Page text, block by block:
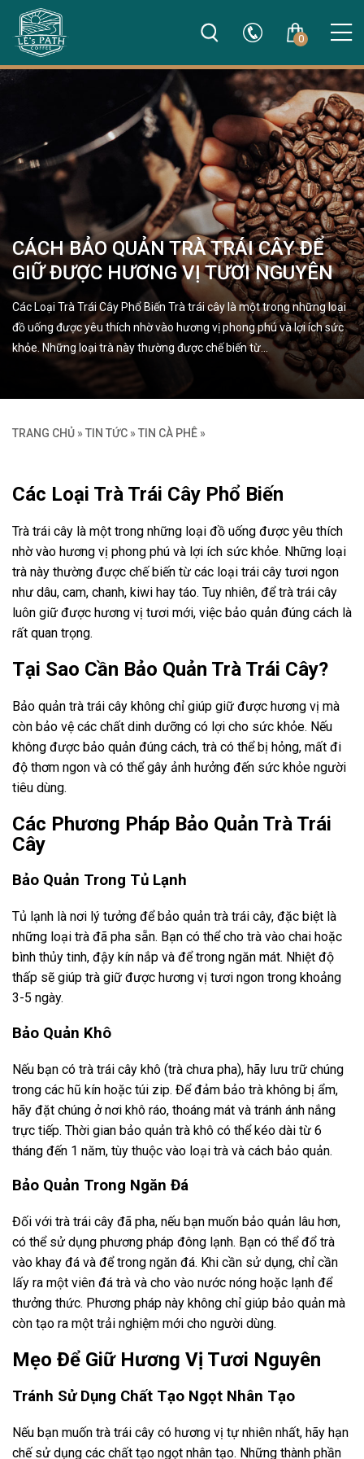
0
CÁCH BẢO QUẢN TRÀ TRÁI CÂY ĐỂ
GIỮ ĐƯỢC HƯƠNG VỊ TƯƠI NGUYÊN
Các Loại Trà Trái Cây Phổ Biến Trà trái cây là một trong những loại
đồ uống được yêu thích nhờ vào hương vị phong phú và lợi ích sức
khỏe. Những loại trà này thường được chế biến từ…
TRANG CHỦ » TIN TỨC » TIN CÀ PHÊ »
Các Loại Trà Trái Cây Phổ Biến
Trà trái cây là một trong những loại đồ uống được yêu thích
nhờ vào hương vị phong phú và lợi ích sức khỏe. Những loại
trà này thường được chế biến từ các loại trái cây tươi ngon
như dâu, cam, chanh, kiwi hay táo. Tuy nhiên, để trà trái cây
luôn giữ được hương vị tươi mới, việc bảo quản đúng cách là
rất quan trọng.
Tại Sao Cần Bảo Quản Trà Trái Cây?
Bảo quản trà trái cây không chỉ giúp giữ được hương vị mà
còn bảo vệ các chất dinh dưỡng có lợi cho sức khỏe. Nếu
không được bảo quản đúng cách, trà có thể bị hỏng, mất đi
độ thơm ngon và có thể gây ảnh hưởng đến sức khỏe người
tiêu dùng.
Các Phương Pháp Bảo Quản Trà Trái
Cây
Bảo Quản Trong Tủ Lạnh
Tủ lạnh là nơi lý tưởng để bảo quản trà trái cây, đặc biệt là
những loại trà đã pha sẵn. Bạn có thể cho trà vào chai hoặc
bình thủy tinh, đậy kín nắp và để trong ngăn mát. Nhiệt độ
thấp sẽ giúp trà giữ được hương vị tươi ngon trong khoảng
3-5 ngày.
Bảo Quản Khô
Nếu bạn có trà trái cây khô (trà chưa pha), hãy lưu trữ chúng
trong các hũ kín hoặc túi zip. Để đảm bảo trà không bị ẩm,
hãy đặt chúng ở nơi khô ráo, thoáng mát và tránh ánh nắng
trực tiếp. Thời gian bảo quản trà khô có thể kéo dài từ 6
tháng đến 1 năm, tùy thuộc vào loại trà và cách bảo quản.
Bảo Quản Trong Ngăn Đá
Đối với trà trái cây đã pha, nếu bạn muốn bảo quản lâu hơn,
có thể sử dụng phương pháp đông lạnh. Bạn có thể đổ trà
vào khay đá và để trong ngăn đá. Khi cần sử dụng, chỉ cần
lấy ra một viên đá trà và cho vào nước nóng hoặc lạnh để
thưởng thức. Phương pháp này không chỉ giúp bảo quản mà
còn tạo ra một trải nghiệm mới cho người dùng.
Mẹo Để Giữ Hương Vị Tươi Nguyên
Tránh Sử Dụng Chất Tạo Ngọt Nhân Tạo
Nếu bạn muốn trà trái cây có hương vị tự nhiên nhất, hãy hạn
chế sử dụng các chất tạo ngọt nhân tạo. Những thành phần